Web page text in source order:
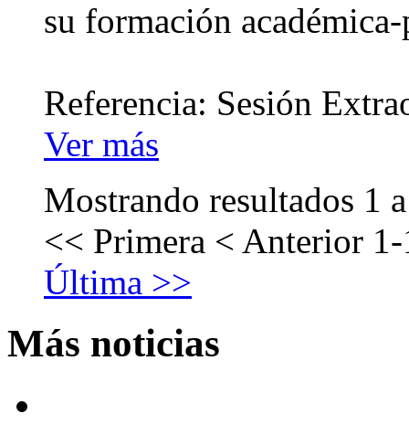
su formación
Referencia: Sesión
Ver más
Mostrando resultados 1
<< Primera < Anterior
Última >>
Más noticias